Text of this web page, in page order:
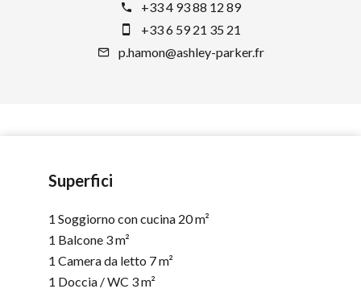
+33 4 93 88 12 89
+33 6 59 21 35 21
p.hamon@ashley-parker.fr
Superfici
1 Soggiorno con cucina 20 m²
1 Balcone 3 m²
1 Camera da letto 7 m²
1 Doccia / WC 3 m²